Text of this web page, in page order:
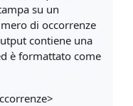
su un
di occorrenze
contiene una
è formattato come